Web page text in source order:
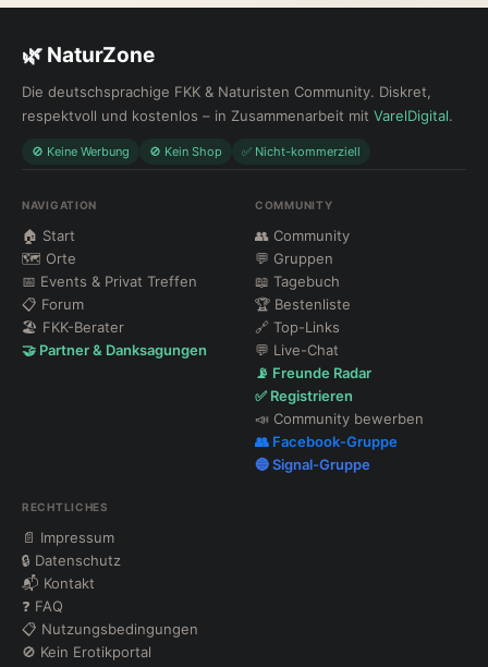
🌿 NaturZone
Die deutschsprachige FKK & Naturisten Community. Diskret,
respektvoll und kostenlos – in Zusammenarbeit mit VarelDigital.
🚫 Keine Werbung 🚫 Kein Shop ✅ Nicht-kommerziell
NAVIGATION
🏠 Start
🗺 Orte
📅 Events & Privat Treffen
📋 Forum
🏖 FKK-Berater
🤝 Partner & Danksagungen
COMMUNITY
👥 Community
💬 Gruppen
📖 Tagebuch
🏆 Bestenliste
🔗 Top-Links
💬 Live-Chat
📡 Freunde Radar
✅ Registrieren
📣 Community bewerben
👥 Facebook-Gruppe
🔵 Signal-Gruppe
RECHTLICHES
📄 Impressum
🔒 Datenschutz
📬 Kontakt
❓ FAQ
📋 Nutzungsbedingungen
🚫 Kein Erotikportal